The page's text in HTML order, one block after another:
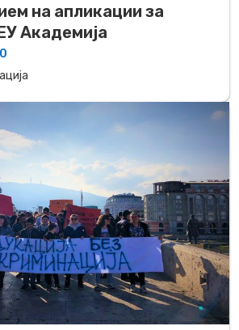
на апликации за
Академија